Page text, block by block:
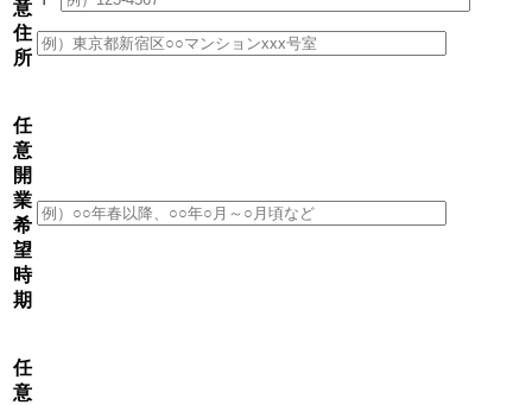
意
住
所
任
意
開
業
希
望
時
期
任
意